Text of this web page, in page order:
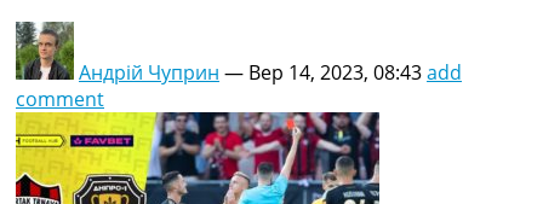
Андрій Чуприн — Вер 14, 2023, 08:43add
comment